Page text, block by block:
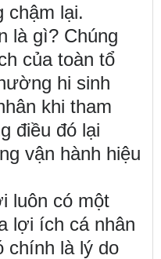
chậm lại.
là gì? Chúng
của toàn tổ
hi sinh
khi tham
điều đó lại
vận hành hiệu
luôn có một
lợi ích cá nhân
chính là lý do